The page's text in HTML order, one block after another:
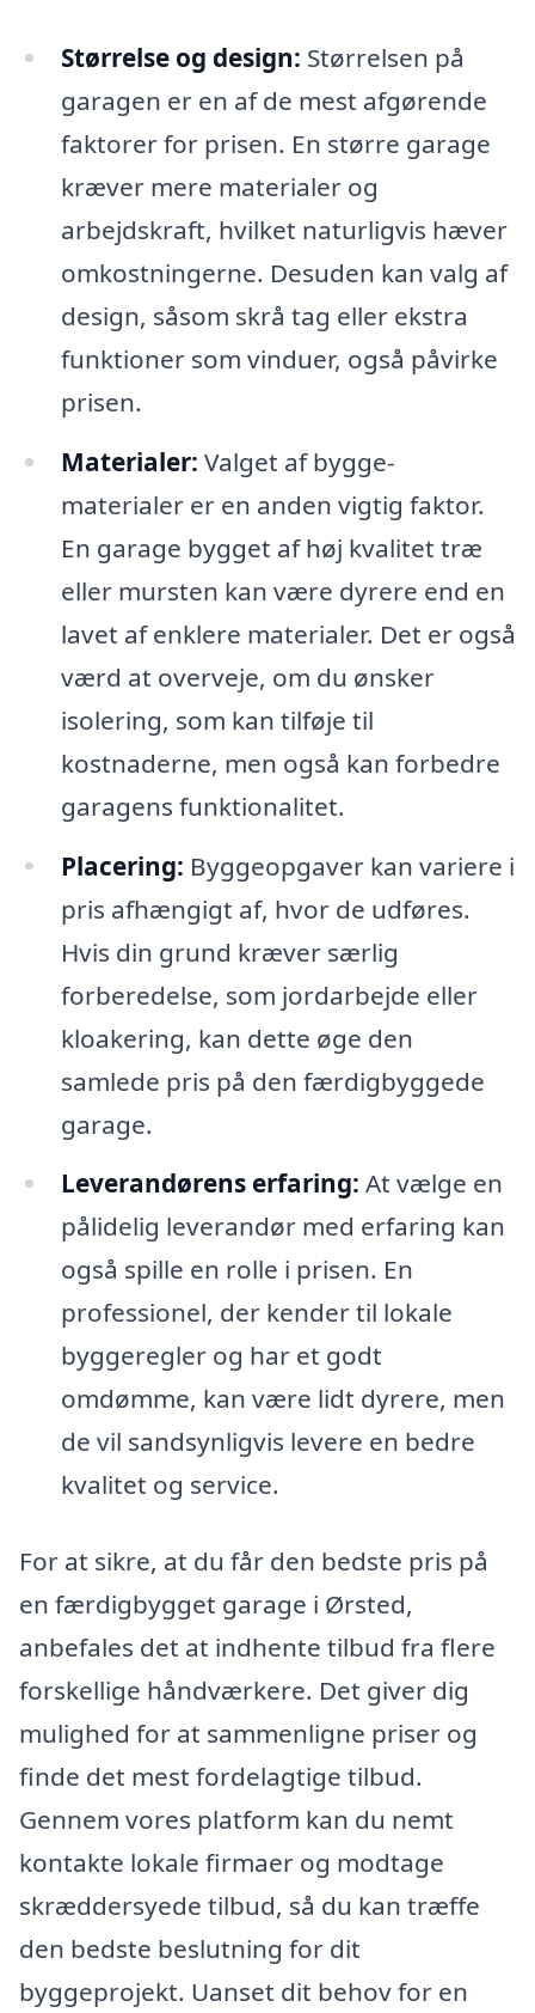
Størrelse og design: Størrelsen på
garagen er en af de mest afgørende
faktorer for prisen. En større garage
kræver mere materialer og
arbejdskraft, hvilket naturligvis hæver
omkostningerne. Desuden kan valg af
design, såsom skrå tag eller ekstra
funktioner som vinduer, også påvirke
prisen.
Materialer: Valget af bygge-
materialer er en anden vigtig faktor.
En garage bygget af høj kvalitet træ
eller mursten kan være dyrere end en
lavet af enklere materialer. Det er også
værd at overveje, om du ønsker
isolering, som kan tilføje til
kostnaderne, men også kan forbedre
garagens funktionalitet.
Placering: Byggeopgaver kan variere i
pris afhængigt af, hvor de udføres.
Hvis din grund kræver særlig
forberedelse, som jordarbejde eller
kloakering, kan dette øge den
samlede pris på den færdigbyggede
garage.
Leverandørens erfaring: At vælge en
pålidelig leverandør med erfaring kan
også spille en rolle i prisen. En
professionel, der kender til lokale
byggeregler og har et godt
omdømme, kan være lidt dyrere, men
de vil sandsynligvis levere en bedre
kvalitet og service.
For at sikre, at du får den bedste pris på
en færdigbygget garage i Ørsted,
anbefales det at indhente tilbud fra flere
forskellige håndværkere. Det giver dig
mulighed for at sammenligne priser og
finde det mest fordelagtige tilbud.
Gennem vores platform kan du nemt
kontakte lokale firmaer og modtage
skræddersyede tilbud, så du kan træffe
den bedste beslutning for dit
byggeprojekt. Uanset dit behov for en